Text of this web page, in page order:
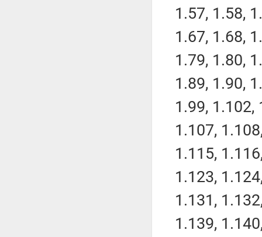
1.57, 1.58,
1.67, 1.68,
1.79, 1.80,
1.89, 1.90,
1.99, 1.102,
1.107,
1.115,
1.123,
1.131,
1.139,